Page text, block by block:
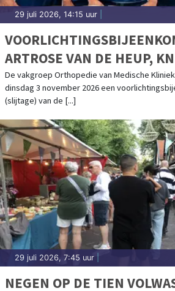
29 juli 2026, 14:15 uur
ARTROSE VAN DE HEUP,
SCHOUDER IN MEDISCHE
De vakgroep Orthopedie van Medische
dinsdag 3 november 2026 een
(slijtage) van de [...]
29 juli 2026, 7:45 uur
NEGEN OP DE TIEN